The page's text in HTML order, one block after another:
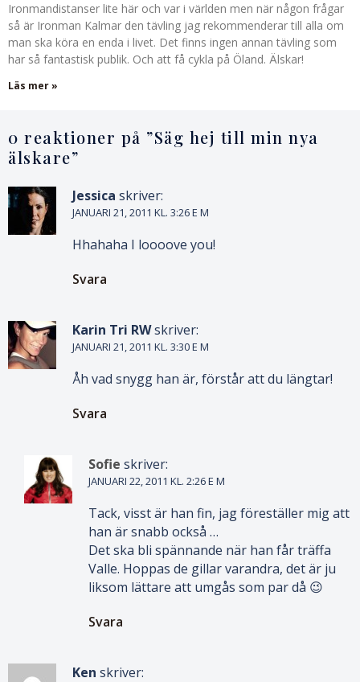
Ironmandistanser lite här och var i världen men när någon frågar
så är Ironman Kalmar den tävling jag rekommenderar till alla om
man ska köra en enda i livet. Det finns ingen annan tävling som
har så fantastisk publik. Och att få cykla på Öland. Älskar!
Läs mer »
0 reaktioner på ”Säg hej till min nya
älskare”
Jessica skriver:
JANUARI 21, 2011 KL. 3:26 E M
Hhahaha I loooove you!
Svara
Karin Tri RWskriver:
JANUARI 21, 2011 KL. 3:30 E M
Åh vad snygg han är, förstår att du längtar!
Svara
Sofie skriver:
JANUARI 22, 2011 KL. 2:26 E M
Tack, visst är han fin, jag föreställer mig att
han är snabb också …
Det ska bli spännande när han får träffa
Valle. Hoppas de gillar varandra, det är ju
liksom lättare att umgås som par då 😉
Svara
Ken skriver: